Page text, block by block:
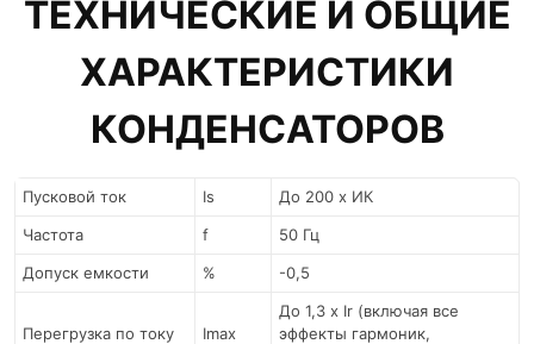
ТЕХНИЧЕСКИЕ И ОБЩИЕ
ХАРАКТЕРИСТИКИ
КОНДЕНСАТОРОВ
Пусковой ток Is
До 200 х ИК
Частота
f
50 Гц
Допуск емкости
% -0,5
Перегрузка по току Imax
До 1,3 x Ir (включая все
эффекты гармоник,